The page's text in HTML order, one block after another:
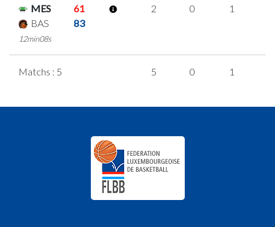
MES
61
BAS
83
12min08s
2 0 1
Matchs : 5 5 0 1